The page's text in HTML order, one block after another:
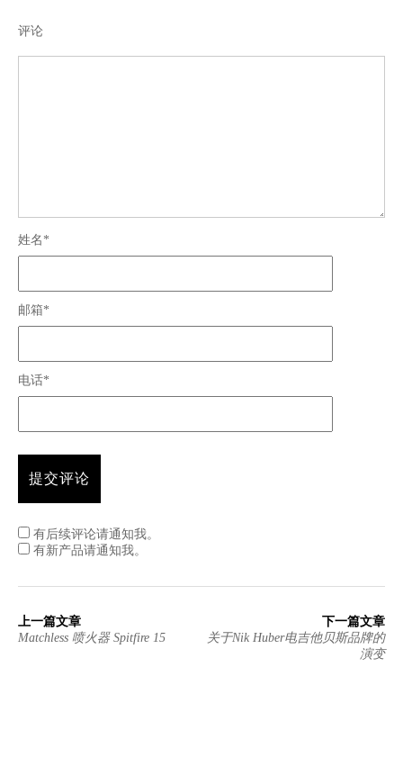
评论
姓名*
邮箱*
电话*
有后续评论请通知我。
有新产品请通知我。
上一篇文章
Matchless 喷火器 Spitfire 15
下一篇文章
关于Nik Huber电吉他贝斯品牌的
演变